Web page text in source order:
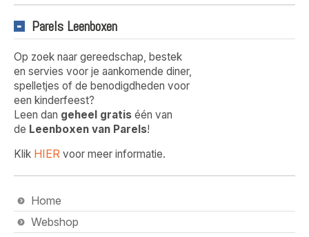
Parels Leenboxen
Op zoek naar gereedschap, bestek
en servies voor je aankomende diner,
spelletjes of de benodigdheden voor
een kinderfeest?
Leen dan geheel gratis één van
de Leenboxen van Parels!
Klik HIER voor meer informatie.
Home
Webshop